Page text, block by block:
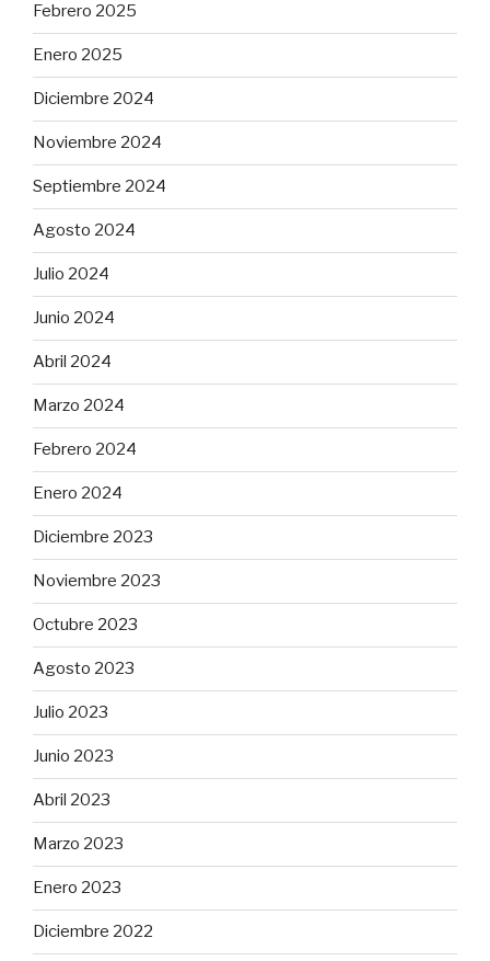
Febrero 2025
Enero 2025
Diciembre 2024
Noviembre 2024
Septiembre 2024
Agosto 2024
Julio 2024
Junio 2024
Abril 2024
Marzo 2024
Febrero 2024
Enero 2024
Diciembre 2023
Noviembre 2023
Octubre 2023
Agosto 2023
Julio 2023
Junio 2023
Abril 2023
Marzo 2023
Enero 2023
Diciembre 2022